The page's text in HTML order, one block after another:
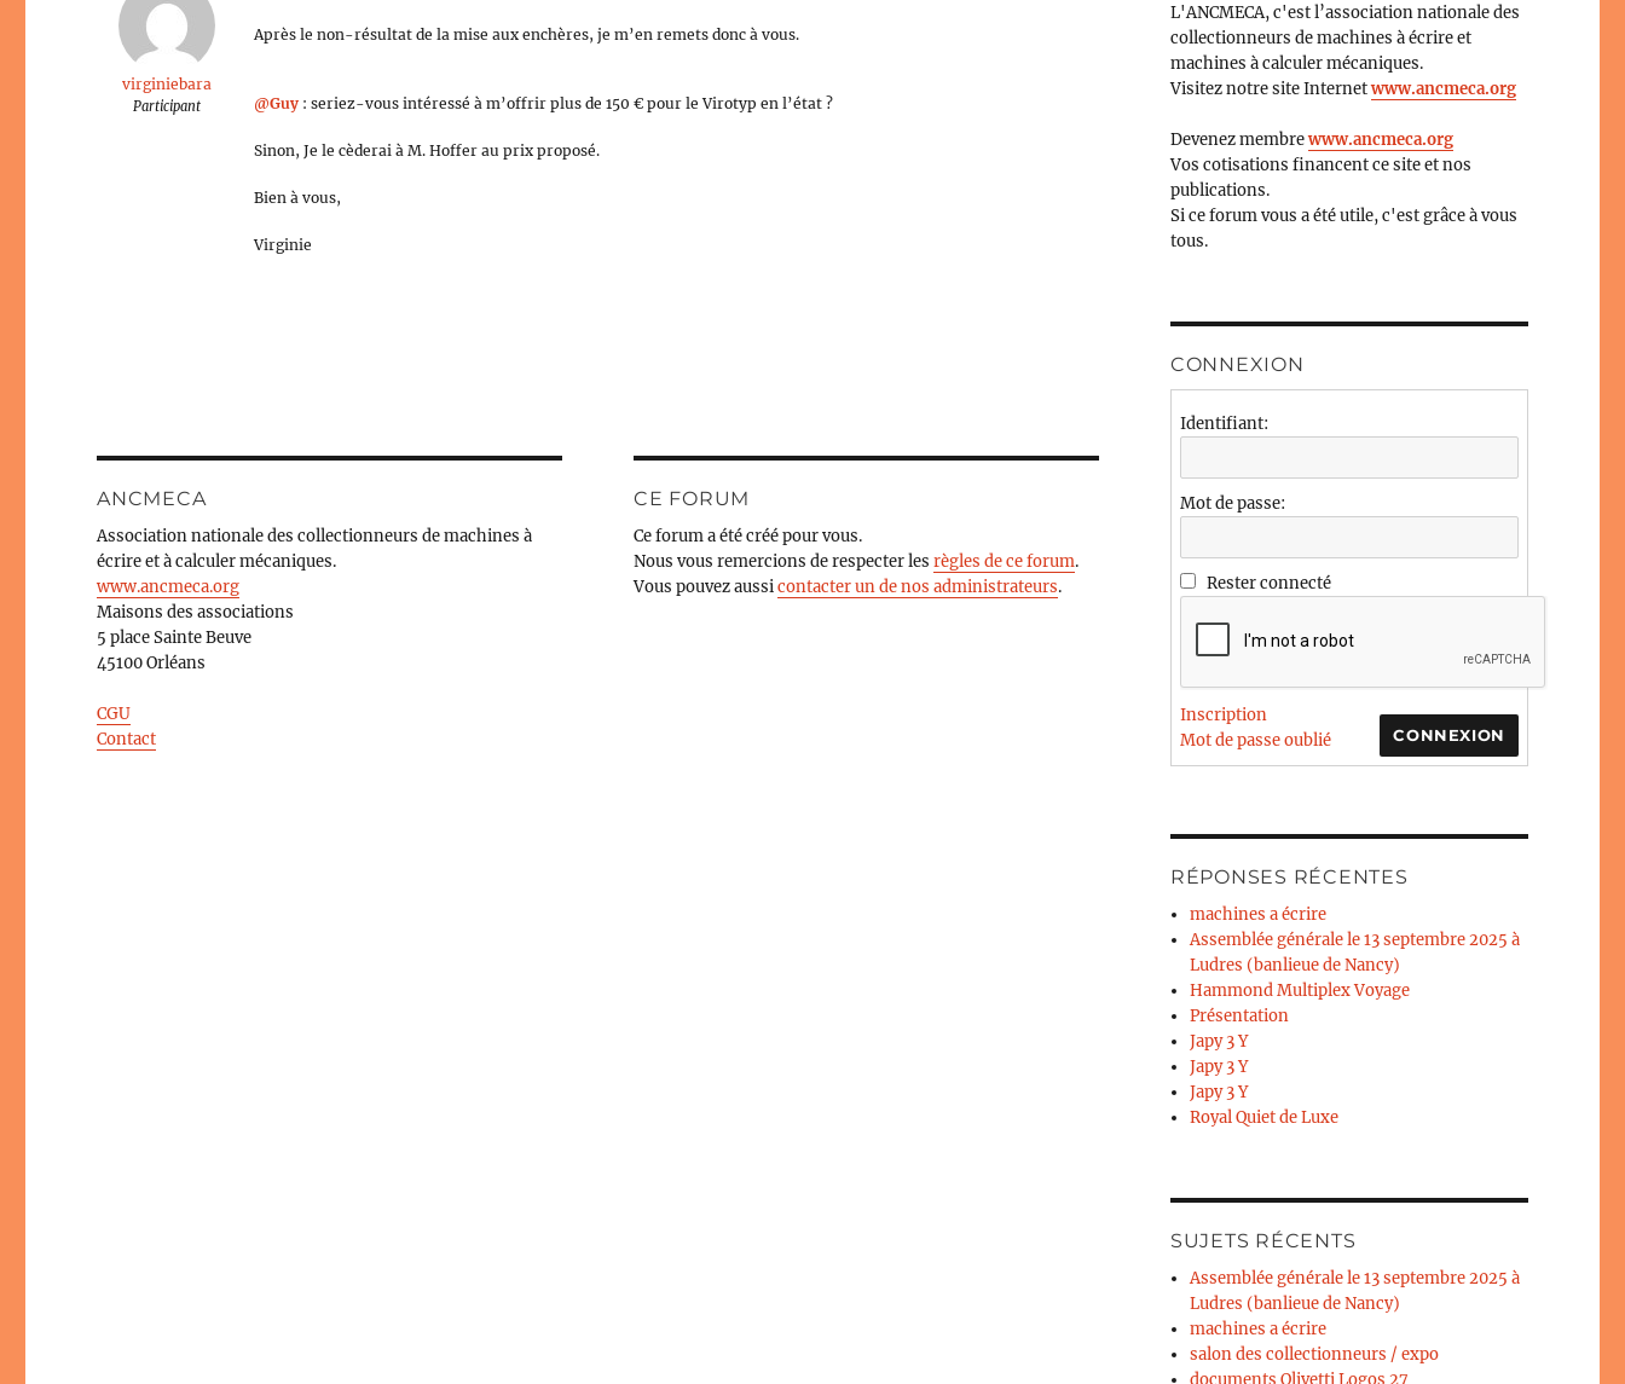
virginiebara
Participant
Après le non-résultat de la mise aux enchères, je m’en remets donc à vous.
@Guy : seriez-vous intéressé à m’offrir plus de 150 € pour le Virotyp en l’état ?
Sinon, Je le cèderai à M. Hoffer au prix proposé.
Bien à vous,
Virginie
ANCMECA
Association nationale des collectionneurs de machines à
écrire et à calculer mécaniques.
www.ancmeca.org
Maisons des associations
5 place Sainte Beuve
45100 Orléans
CGU
Contact
CE FORUM
Ce forum a été créé pour vous.
Nous vous remercions de respecter lesrègles de ce forum.
Vous pouvez aussicontacter un de nos administrateurs.
L'ANCMECA, c'est l’association nationale des
collectionneurs de machines à écrire et
machines à calculer mécaniques.
Visitez notre site Internetwww.ancmeca.org
Devenez membrewww.ancmeca.org
Vos cotisations financent ce site et nos
publications.
Si ce forum vous a été utile, c'est grâce à vous
tous.
CONNEXION
Identifiant:
Mot de passe:
Rester connecté
CONNEXION
Inscription
Mot de passe oublié
RÉPONSES RÉCENTES
machines a écrire
Assemblée générale le 13 septembre 2025 à
Ludres (banlieue de Nancy)
Hammond Multiplex Voyage
Présentation
Japy 3 Y
Japy 3 Y
Japy 3 Y
Royal Quiet de Luxe
SUJETS RÉCENTS
Assemblée générale le 13 septembre 2025 à
Ludres (banlieue de Nancy)
machines a écrire
salon des collectionneurs / expo
documents Olivetti Logos 27